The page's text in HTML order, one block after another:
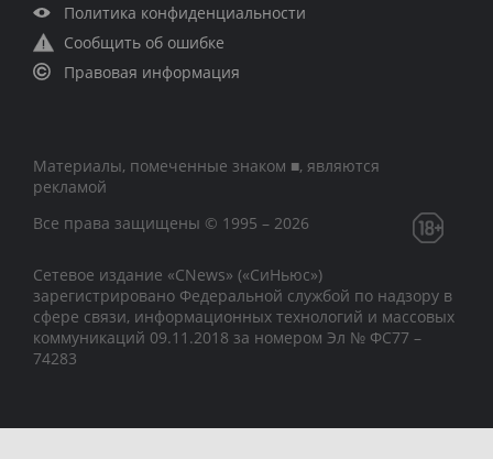
Политика конфиденциальности
Сообщить об ошибке
Правовая информация
Материалы, помеченные знаком ■, являются
рекламой
Все права защищены © 1995 – 2026
Сетевое издание «CNews» («СиНьюс»)
зарегистрировано Федеральной службой по надзору в
сфере связи, информационных технологий и массовых
коммуникаций 09.11.2018 за номером Эл № ФС77 –
74283